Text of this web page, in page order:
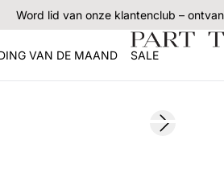
Word lid van onze klantenclub –
VAN DE MAAND SALE
Next slide